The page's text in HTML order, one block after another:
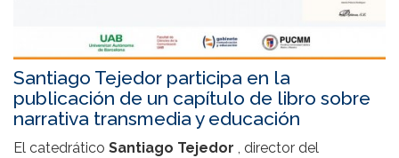
Santiago Tejedor participa en la
publicación de un capítulo de libro sobre
narrativa transmedia y educación
El catedrático Santiago Tejedor , director del